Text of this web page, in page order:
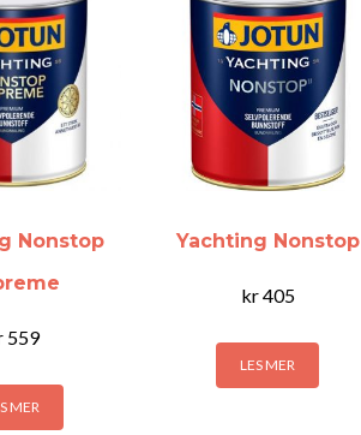
Nonstop
559
MER
Yachting Nonstop
kr405
LES MER